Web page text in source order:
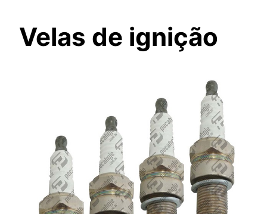
Velas de ignição